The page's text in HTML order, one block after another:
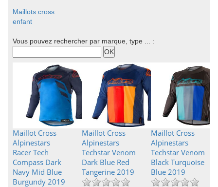
Maillots cross
enfant
Vous pouvez rechercher par marque, type ... :
Maillot Cross
Alpinestars
Racer Tech
Compass Dark
Navy Mid Blue
Burgundy 2019
Maillot Cross
Alpinestars
Techstar Venom
Dark Blue Red
Tangerine 2019
Maillot Cross
Alpinestars
Techstar Venom
Black Turquoise
Blue 2019